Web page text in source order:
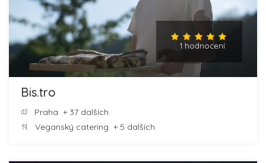
1 hodnocení
Bis.tro
Praha + 37 dalších
Veganský catering + 5 dalších